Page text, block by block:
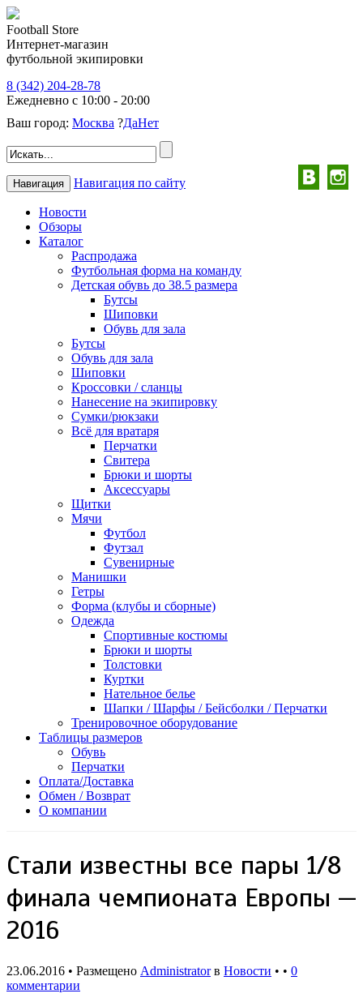
Football Store
Интернет-магазин
футбольной экипировки
8 (342) 204-28-78
Ежедневно с 10:00 - 20:00
Ваш город: Москва ?ДаНет
Навигация Навигация по сайту
Новости
Обзоры
Каталог
Распродажа
Футбольная форма на команду
Детская обувь до 38.5 размера
Бутсы
Шиповки
Обувь для зала
Бутсы
Обувь для зала
Шиповки
Кроссовки / сланцы
Нанесение на экипировку
Сумки/рюкзаки
Всё для вратаря
Перчатки
Cвитера
Брюки и шорты
Аксессуары
Щитки
Мячи
Футбол
Футзал
Сувенирные
Манишки
Гетры
Форма (клубы и сборные)
Одежда
Спортивные костюмы
Брюки и шорты
Толстовки
Куртки
Нательное белье
Шапки / Шарфы / Бейсболки / Перчатки
Тренировочное оборудование
Таблицы размеров
Обувь
Перчатки
Оплата/Доставка
Обмен / Возврат
О компании
Стали известны все пары 1/8
финала чемпионата Европы —
2016
23.06.2016 • Размещено Administratorв Новости • • 0
комментарии